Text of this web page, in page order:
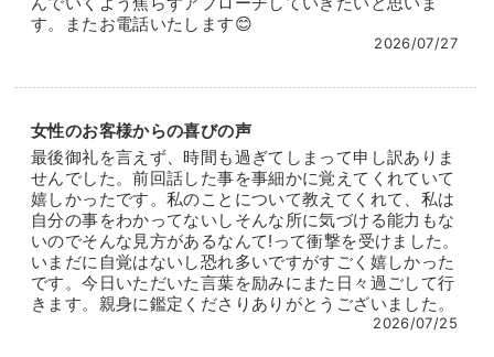
た」というお声も多く、
お相手があなたに抱いている本音はもちろん、一つ一
「元カノはどんな女性だった？」「なぜ私への態度が
変わったの？」
そんな、本人には決して聞けない不安の種も、先生は
霊聴やカードを使い分け即座に答えを出してください
ます。
例え危機的な未来が視えたとしても、それを回避し、
願望を成就させるための「引き寄せ」は耀瞳 太夫先
す。またお電話いたします😊
2026/07/27
女性のお客様からの喜びの声
最後御礼を言えず、時間も過ぎてしまって申し訳ありま
せんでした。前回話した事を事細かに覚えてくれていて
嬉しかったです。私のことについて教えてくれて、私は
自分の事をわかってないしそんな所に気づける能力もな
いのでそんな見方があるなんて!って衝撃を受けました。
いまだに自覚はないし恐れ多いですがすごく嬉しかった
です。今日いただいた言葉を励みにまた日々過ごして行
きます。親身に鑑定くださりありがとうございました。
2026/07/25